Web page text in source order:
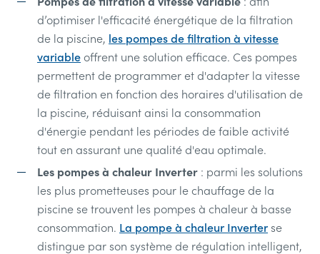
d’optimiser l'efficacité énergétique de la filtration
de la piscine, les pompes de filtration à vitesse
variableoffrent une solution efficace. Ces pompes
permettent de programmer et d'adapter la vitesse
de filtration en fonction des horaires d'utilisation de
la piscine, réduisant ainsi la consommation
d'énergie pendant les périodes de faible activité
tout en assurant une qualité d'eau optimale.
Les pompes à chaleur Inverter : parmi les solutions
les plus prometteuses pour le chauffage de la
piscine se trouvent les pompes à chaleur à basse
consommation. La pompe à chaleur Inverter se
distingue par son système de régulation intelligent,